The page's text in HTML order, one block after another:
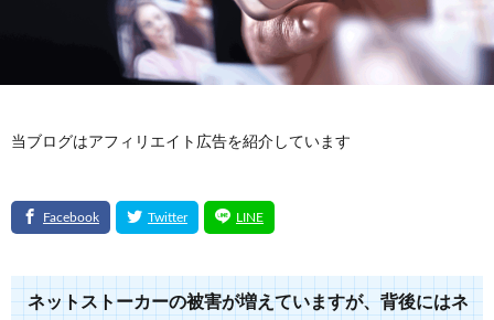
当ブログはアフィリエイト広告を紹介しています
ネットストーカーの被害が増えていますが、背後にはネ